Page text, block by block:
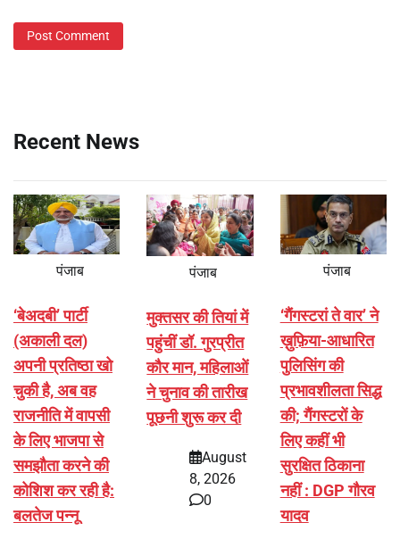
Recent News
पंजाब
‘बेअदबी’ पार्टी
(अकाली दल)
अपनी प्रतिष्ठा खो
चुकी है, अब वह
राजनीति में वापसी
के लिए भाजपा से
समझौता करने की
कोशिश कर रही है:
बलतेज पन्नू
पंजाब
मुक्तसर की तियां में
पहुंचीं डॉ. गुरप्रीत
कौर मान, महिलाओं
ने चुनाव की तारीख
पूछनी शुरू कर दी
August
8, 2026
0
पंजाब
‘गैंगस्टरां ते वार’ ने
ख़ुफ़िया-आधारित
पुलिसिंग की
प्रभावशीलता सिद्ध
की; गैंगस्टरों के
लिए कहीं भी
सुरक्षित ठिकाना
नहीं : DGP गौरव
यादव